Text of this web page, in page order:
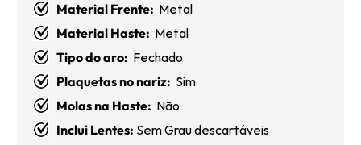
Material Frente: Metal
Material Haste: Metal
Tipo do aro: Fechado
Plaquetas no nariz: Sim
Molas na Haste: Não
Inclui Lentes: Sem Grau descartáveis